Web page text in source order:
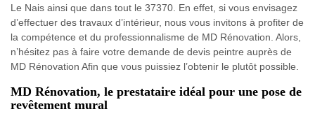
Le Nais ainsi que dans tout le 37370. En effet, si vous envisagez
d’effectuer des travaux d’intérieur, nous vous invitons à profiter de
la compétence et du professionnalisme de MD Rénovation. Alors,
n’hésitez pas à faire votre demande de devis peintre auprès de
MD Rénovation Afin que vous puissiez l’obtenir le plutôt possible.
MD Rénovation, le prestataire idéal pour une pose de
revêtement mural